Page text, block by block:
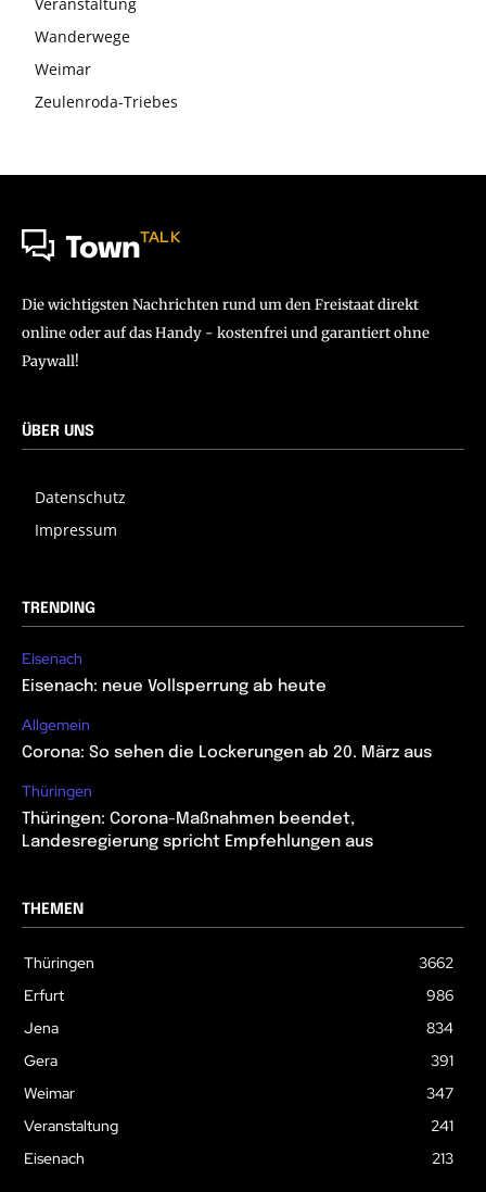
Wanderwege
Weimar
Zeulenroda-Triebes
TownTALK
Die wichtigsten Nachrichten rund um den Freistaat direkt
online oder auf das Handy - kostenfrei und garantiert ohne
Paywall!
ÜBER UNS
Datenschutz
Impressum
TRENDING
Eisenach
Eisenach: neue Vollsperrung ab heute
Allgemein
Corona: So sehen die Lockerungen ab 20. März aus
Thüringen
Thüringen: Corona-Maßnahmen beendet,
Landesregierung spricht Empfehlungen aus
THEMEN
Thüringen
3662
Erfurt
986
Jena
834
Gera
391
Weimar
347
Veranstaltung
241
Eisenach
213